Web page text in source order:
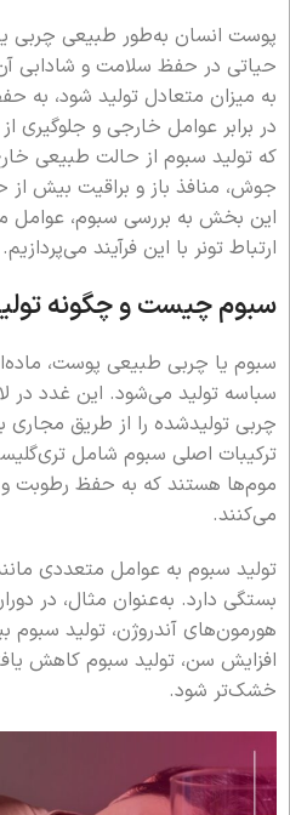
پوست انسان به‌طور طبیعی چربی
حیاتی در حفظ سلامت و شادابی
به میزان متعادل تولید شود،
در برابر عوامل خارجی و
که تولید سبوم از حالت طبیعی
جوش، منافذ باز و براقیت بیش
این بخش به بررسی سبوم، عوامل
ارتباط تونر با این فرآیند می‌پردازیم.
سبوم چیست و چگونه
سبوم یا چربی طبیعی پوست،
سباسه تولید می‌شود. این غدد در
چربی تولیدشده را از طریق
ترکیبات اصلی سبوم شامل
موم‌ها هستند که به حفظ رطوبت
می‌کنند.
تولید سبوم به عوامل متعددی
بستگی دارد. به‌عنوان مثال، در
هورمون‌های آندروژن، تولید سبوم
افزایش سن، تولید سبوم کاهش
خشک‌تر شود.